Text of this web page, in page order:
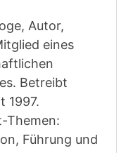
Autor,
eines
Betreibt
1997.
Themen:
Führung und